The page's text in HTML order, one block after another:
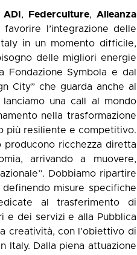
ADI , Federculture, Alleanza
favorire l’integrazione delle
in un momento difficile,
delle migliori energie
Symbola e dal
City” che guarda anche al
una call al mondo
nella trasformazione
più resiliente e competitivo.
ricchezza diretta
arrivando a muovere,
Dobbiamo ripartire
misure specifiche
al trasferimento di
e dei servizi e alla Pubblica
creatività, con l’obiettivo di
Italy. Dalla piena attuazione